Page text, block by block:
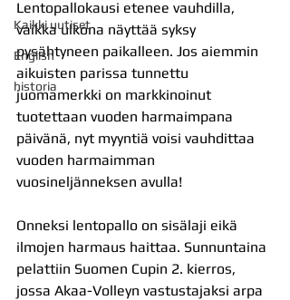
Kaikki uutiset
English
historia
Lentopallokausi etenee vauhdilla,
vaikka ulkona näyttää syksy
pysähtyneen paikalleen. Jos aiemmin
aikuisten parissa tunnettu
juomamerkki on markkinoinut
tuotettaan vuoden harmaimpana
päivänä, nyt myyntiä voisi vauhdittaa
vuoden harmaimman
vuosineljänneksen avulla!
Onneksi lentopallo on sisälaji eikä
ilmojen harmaus haittaa. Sunnuntaina
pelattiin Suomen Cupin 2. kierros,
jossa Akaa-Volleyn vastustajaksi arpa